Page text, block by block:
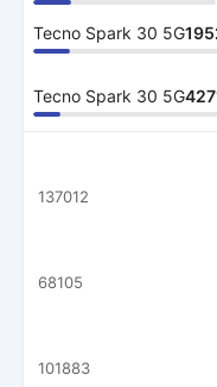
Tecno Spark 30 5G
Tecno Spark 30 5G
137012
68105
101883